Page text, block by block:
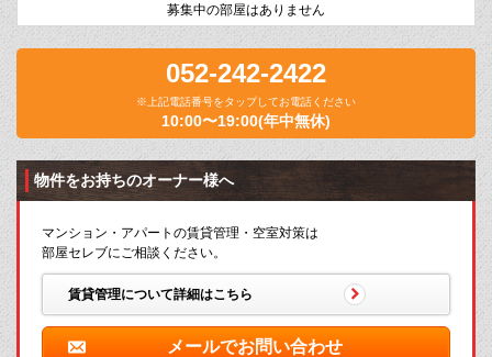
募集中の部屋はありません
052-242-2422
※上記電話番号をタップしてお電話ください
10:00〜19:00(年中無休)
物件をお持ちのオーナー様へ
マンション・アパートの賃貸管理・空室対策は
部屋セレブにご相談ください。
賃貸管理について詳細はこちら
メールでお問い合わせ